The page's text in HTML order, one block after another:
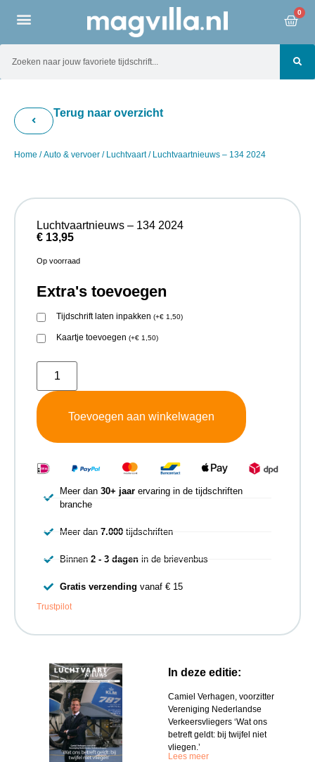
0
Terug naar overzicht
Home /Auto & vervoer / Luchtvaart/ Luchtvaartnieuws – 134 2024
In deze editie:
Camiel Verhagen, voorzitter
Vereniging Nederlandse
Verkeersvliegers ‘Wat ons
betreft geldt: bij twijfel niet
vliegen.’
Lees meer
Luchtvaartnieuws – 134 2024
€ 13,95
Op voorraad
Extra's toevoegen
Tijdschrift laten inpakken (+€ 1,50)
Kaartje toevoegen (+€ 1,50)
Toevoegen aan winkelwagen
Meer dan 30+ jaarervaring in de tijdschriften
branche
Meer dan 7.000tijdschriften
Binnen 2 - 3 dagenin de brievenbus
Gratis verzending vanaf € 15
Trustpilot